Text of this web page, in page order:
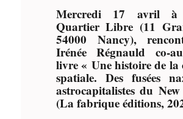
Mercredi 17 avril
Quartier Libre (11
54000 Nancy),
Irénée Régnauld co-
livre « Une histoire de la
spatiale. Des fusées
astrocapitalistes du
(La fabrique éditions,